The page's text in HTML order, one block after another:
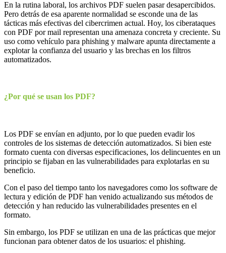
En la rutina laboral, los archivos PDF suelen pasar desapercibidos.
Pero detrás de esa aparente normalidad se esconde una de las
tácticas más efectivas del cibercrimen actual. Hoy, los ciberataques
con PDF por mail representan una amenaza concreta y creciente. Su
uso como vehículo para phishing y malware apunta directamente a
explotar la confianza del usuario y las brechas en los filtros
automatizados.
¿Por qué se usan los PDF?
Los PDF se envían en adjunto, por lo que pueden evadir los
controles de los sistemas de detección automatizados. Si bien este
formato cuenta con diversas especificaciones, los delincuentes en un
principio se fijaban en las vulnerabilidades para explotarlas en su
beneficio.
Con el paso del tiempo tanto los navegadores como los software de
lectura y edición de PDF han venido actualizando sus métodos de
detección y han reducido las vulnerabilidades presentes en el
formato.
Sin embargo, los PDF se utilizan en una de las prácticas que mejor
funcionan para obtener datos de los usuarios: el phishing.